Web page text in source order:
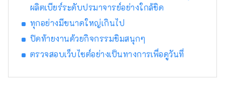
มีร้านอาหารมากมายในโรงแรม เช่น อาหาร
ตะวันตก เทปันยากิ เกียวโตไคเซกิ อาหารจีน
และเลานจ์บาร์ ซึ่งเมนูเทปันยากิสไตล์เคาน์เตอร์
ซึ่งมีเนื้อวากิวย่างตรงหน้าคุณเป็นที่นิยม นี่คือ
โรงแรมที่คุณสามารถจัดการทุกอย่างเกี่ยวกับ
ประสบการณ์แบบเกียวโตด้วย
ผลิตเบียร์ระดับปรมาจารย์อย่างใกล้ชิด
ทุกอย่างมีขนาดใหญ่เกินไป
ปิดท้ายงานด้วยกิจกรรมชิมสนุกๆ
ตรวจสอบเว็บไซต์อย่างเป็นทางการเพื่อดูวันที่